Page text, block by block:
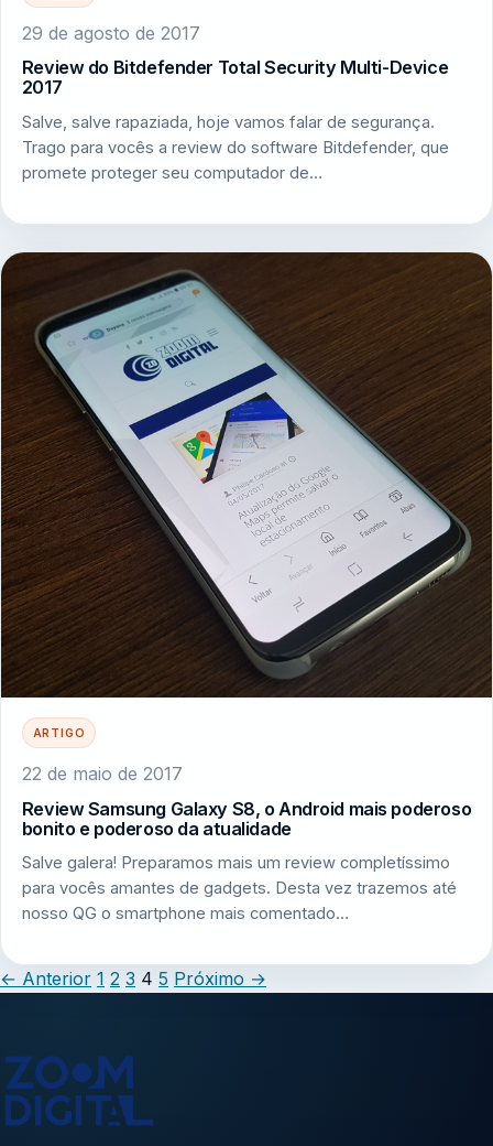
29 de agosto de 2017
Review do Bitdefender Total Security Multi-Device
2017
Salve, salve rapaziada, hoje vamos falar de segurança.
Trago para vocês a review do software Bitdefender, que
promete proteger seu computador de…
ARTIGO
22 de maio de 2017
Review Samsung Galaxy S8, o Android mais poderoso
bonito e poderoso da atualidade
Salve galera! Preparamos mais um review completíssimo
para vocês amantes de gadgets. Desta vez trazemos até
nosso QG o smartphone mais comentado…
← Anterior 1 2 3 4 5 Próximo →